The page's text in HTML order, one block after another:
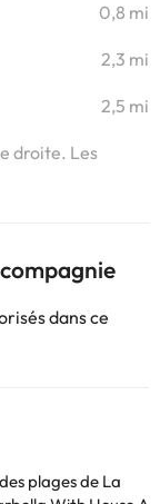
0,8 mi
2,3 mi
2,5 mi
droite. Les
dans ce
plages de La